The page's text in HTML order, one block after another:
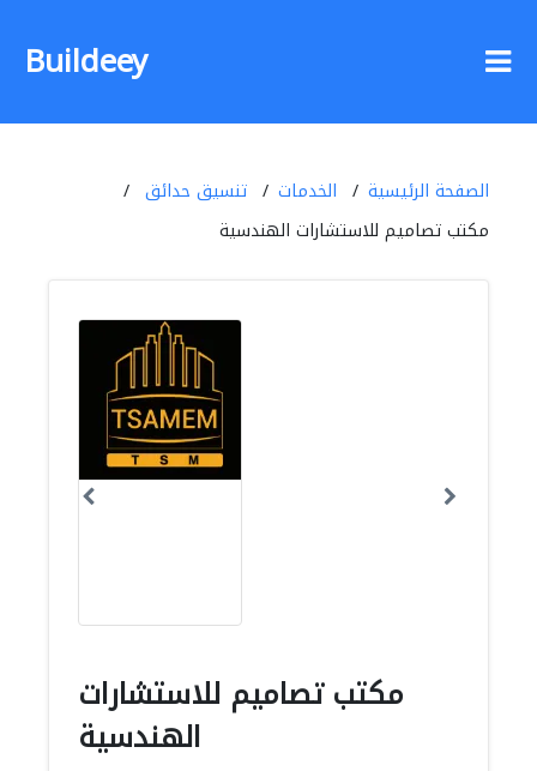
Buildeey
الصفحة الرئيسية الخدمات
تنسيق حدائق
مكتب تصاميم للاستشارات الهندسية
مكتب تصاميم للاستشارات
الهندسية